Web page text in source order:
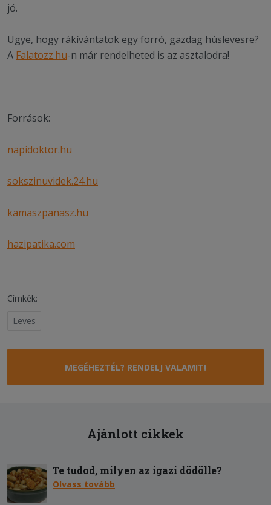
jó.
Ugye, hogy rákívántatok egy forró, gazdag húslevesre?
A Falatozz.hu-n már rendelheted is az asztalodra!
Források:
napidoktor.hu
sokszinuvidek.24.hu
kamaszpanasz.hu
hazipatika.com
Címkék:
Leves
MEGÉHEZTÉL? RENDELJ VALAMIT!
Ajánlott cikkek
Te tudod, milyen az igazi dödölle?
Olvass tovább